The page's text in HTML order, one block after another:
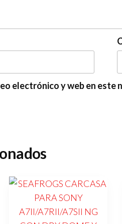
electrónico y web en este